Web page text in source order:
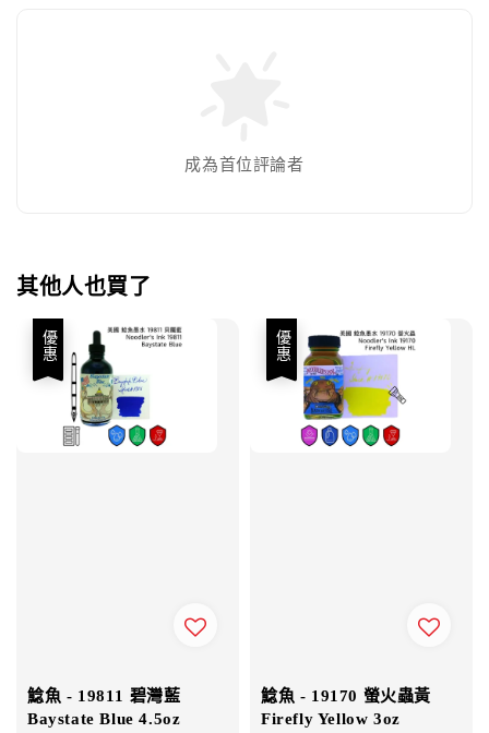
成為首位評論者
其他人也買了
優惠
鯰魚 - 19811 碧灣藍
Baystate Blue 4.5oz
優惠
鯰魚 - 19170 螢火蟲黃
Firefly Yellow 3oz